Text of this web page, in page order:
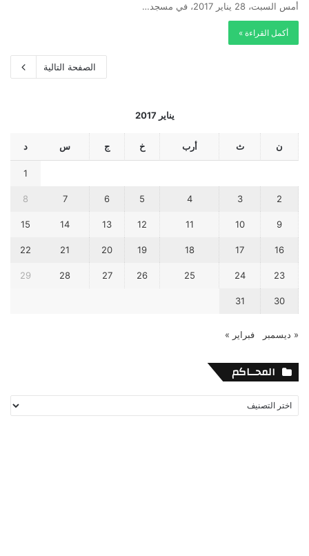
أمس السبت، 28 يناير 2017، في مسجد…
أكمل القراءة »
الصفحة التالية
يناير 2017
ن ث أرب خ ج س د
1
2
3
4
5
6
7
8
9
10
11
12
13
14
15
16
17
18
19
20
21
22
23
24
25
26
27
28
29
30
31
« ديسمبر فبراير »
المحــاكم
المحــاكم